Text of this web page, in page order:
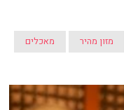
מזון מהיר מאכלים